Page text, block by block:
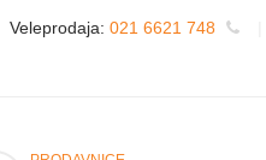
Veleprodaja: 021 6621 748